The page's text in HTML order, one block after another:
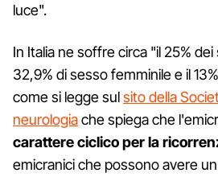
luce".
In Italia ne soffre circa "il 25%
32,9% di sesso femminile e il
come si legge sulsito della
neurologiache spiega che
carattere ciclico per la
emicranici che possono avere